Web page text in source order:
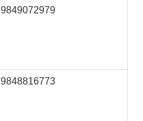
9849072979
9848816773